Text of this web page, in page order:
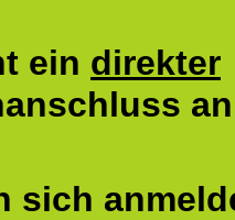
ein direkter
sich